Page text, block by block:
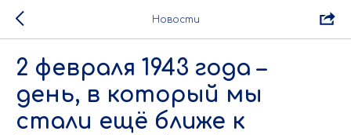
Новости
2 февраля 1943 года –
день, в который мы
стали ещё ближе к